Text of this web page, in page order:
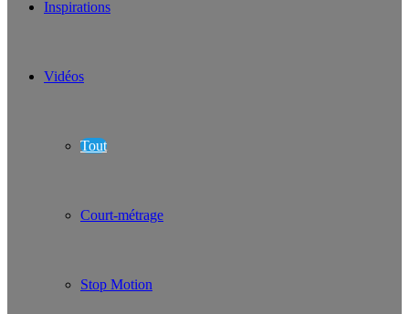
Inspirations
Vidéos
Tout
Court-métrage
Stop Motion